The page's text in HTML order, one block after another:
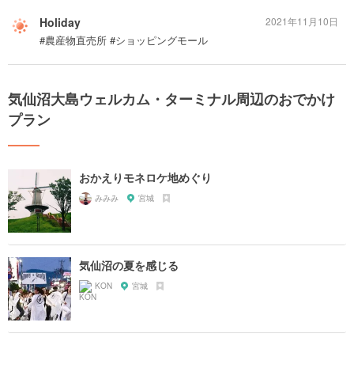
Holiday
#農産物直売所 #ショッピングモール
2021年11月10日
気仙沼大島ウェルカム・ターミナル周辺のおでかけ
プラン
おかえりモネロケ地めぐり
みみみ 宮城
気仙沼の夏を感じる
KON 宮城